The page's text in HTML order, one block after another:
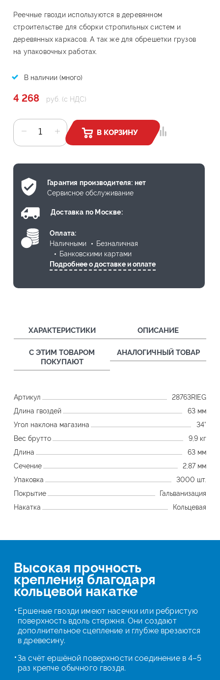
Реечные гвозди используются в деревянном
строительстве для сборки стропильных систем и
деревянных каркасов. А так же для обрешетки грузов
на упаковочных работах.
В наличии (много)
4 268 руб. (с НДС)
В КОРЗИНУ
Гарантия производителя: нет
Сервисное обслуживание
Доставка по Москве:
Оплата:
Наличными
Безналичная
Банковскими картами
Подробнее о доставке и оплате
ХАРАКТЕРИСТИКИ ОПИСАНИЕ
С ЭТИМ ТОВАРОМ
ПОКУПАЮТ
АНАЛОГИЧНЫЙ ТОВАР
Артикул
28763RIEG
Длина гвоздей
63 мм
Угол наклона магазина
34°
Вес брутто
9,9 кг
Длина
63 мм
Сечение
2,87 мм
Упаковка
3000 шт.
Покрытие
Гальванизация
Накатка
Кольцевая
Высокая прочность
крепления благодаря
кольцевой накатке
Ершеные гвозди имеют насечки или ребристую
поверхность вдоль стержня. Они создают
дополнительное сцепление и глубже врезаются
в древесину.
За счёт ершёной поверхности соединение в 4–5
раз крепче обычного гвоздя.